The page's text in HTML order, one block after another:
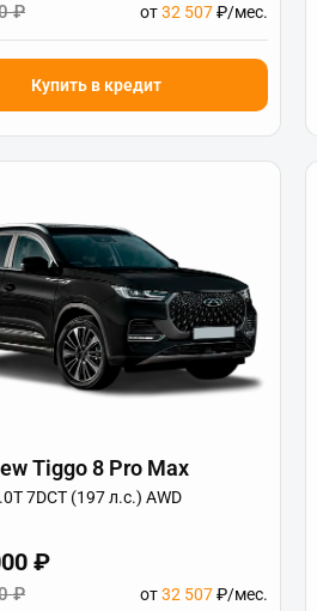
₽ от32 507₽/мес.
Купить в кредит
Tiggo 8 Pro Max
7DCT (197 л.с.) AWD
₽
₽ от32 507₽/мес.